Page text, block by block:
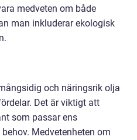
medveten om både
man inkluderar ekologisk
och näringsrik olja
Det är viktigt att
som passar ens
Medvetenheten om